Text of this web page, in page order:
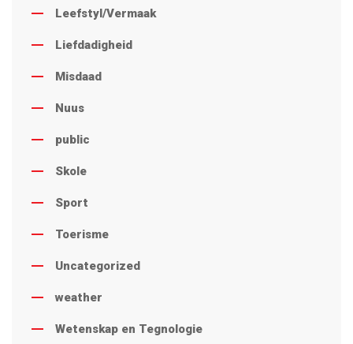
Leefstyl/Vermaak
Liefdadigheid
Misdaad
Nuus
public
Skole
Sport
Toerisme
Uncategorized
weather
Wetenskap en Tegnologie